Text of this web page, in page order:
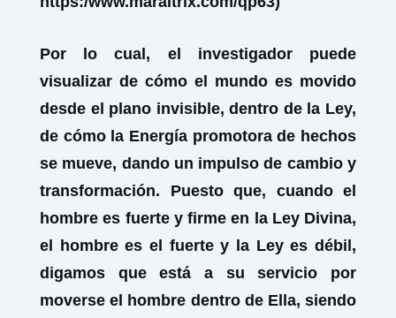
Por lo cual, el investigador puede
visualizar de cómo el mundo es movido
desde el plano invisible, dentro de la Ley,
de cómo la Energía promotora de hechos
se mueve, dando un impulso de cambio y
transformación. Puesto que, cuando el
hombre es fuerte y firme en la Ley Divina,
el hombre es el fuerte y la Ley es débil,
digamos que está a su servicio por
moverse el hombre dentro de Ella, siendo